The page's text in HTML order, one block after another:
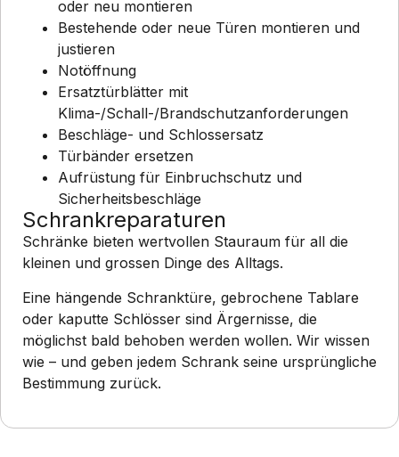
oder neu montieren
Bestehende oder neue Türen montieren und
justieren
Notöffnung
Ersatztürblätter mit
Klima-/Schall-/Brandschutzanforderungen
Beschläge- und Schlossersatz
Türbänder ersetzen
Aufrüstung für Einbruchschutz und
Sicherheitsbeschläge
Schrankreparaturen
Schränke bieten wertvollen Stauraum für all die
kleinen und grossen Dinge des Alltags.
Eine hängende Schranktüre, gebrochene Tablare
oder kaputte Schlösser sind Ärgernisse, die
möglichst bald behoben werden wollen. Wir wissen
wie – und geben jedem Schrank seine ursprüngliche
Bestimmung zurück.